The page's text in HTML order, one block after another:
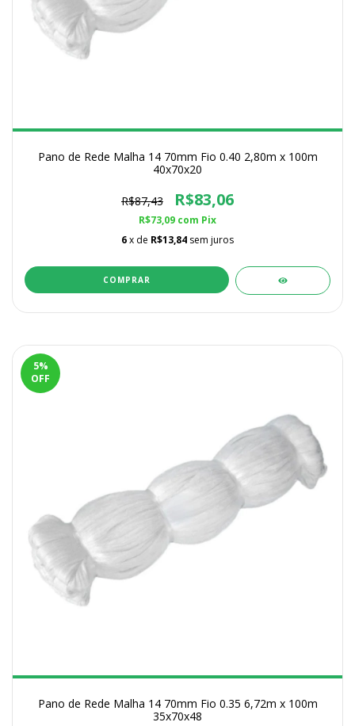
Pano de Rede Malha 14 70mm Fio 0.40 2,80m x 100m
40x70x20
R$87,43 R$83,06
R$73,09 com Pix
6x de R$13,84 sem juros
5%
OFF
Pano de Rede Malha 14 70mm Fio 0.35 6,72m x 100m
35x70x48